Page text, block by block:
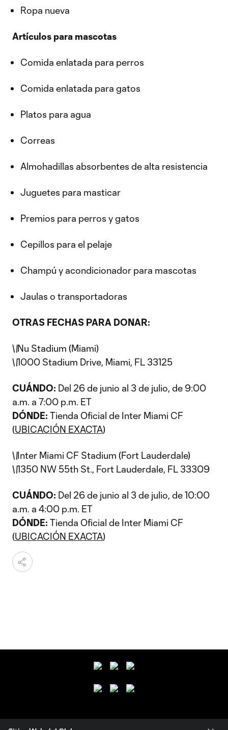
Ropa nueva
Artículos para mascotas
Comida enlatada para perros
Comida enlatada para gatos
Platos para agua
Correas
Almohadillas absorbentes de alta resistencia
Juguetes para masticar
Premios para perros y gatos
Cepillos para el pelaje
Champú y acondicionador para mascotas
Jaulas o transportadoras
OTRAS FECHAS PARA DONAR:
\\Nu Stadium (Miami)
\\1000 Stadium Drive, Miami, FL 33125
CUÁNDO: Del 26 de junio al 3 de julio, de 9:00
a.m. a 7:00 p.m. ET
DÓNDE: Tienda Oficial de Inter Miami CF
(UBICACIÓN EXACTA)
\\Inter Miami CF Stadium (Fort Lauderdale)
\\1350 NW 55th St., Fort Lauderdale, FL 33309
CUÁNDO: Del 26 de junio al 3 de julio, de 10:00
a.m. a 4:00 p.m. ET
DÓNDE: Tienda Oficial de Inter Miami CF
(UBICACIÓN EXACTA)